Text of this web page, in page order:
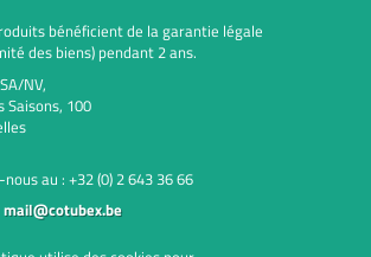
bénéficient de la garantie légale
des biens) pendant 2 ans.
NV,
Saisons, 100
au : +32 (0) 2 643 36 66
mail@cotubex.be